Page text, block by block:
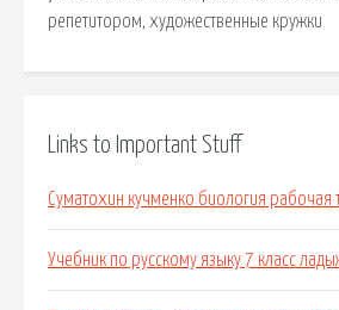
репетитором, художественные кружки
Links to Important Stuff
Суматохин кучменко биология рабочая
Учебник по русскому языку 7 класс